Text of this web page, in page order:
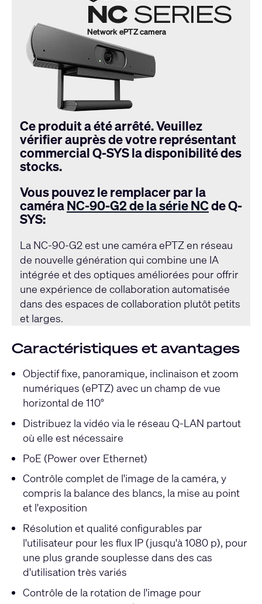
Ce produit a été arrêté. Veuillez
vérifier auprès de votre représentant
commercial Q-SYS la disponibilité des
stocks.
Vous pouvez le remplacer par la
caméraNC-90-G2 de la série NCde Q-
SYS:
La NC-90-G2 est une caméra ePTZ en réseau
de nouvelle génération qui combine une IA
intégrée et des optiques améliorées pour offrir
une expérience de collaboration automatisée
dans des espaces de collaboration plutôt petits
et larges.
Caractéristiques et avantages
Objectif fixe, panoramique, inclinaison et zoom
numériques (ePTZ) avec un champ de vue
horizontal de 110°
Distribuez la vidéo via le réseau Q-LAN partout
où elle est nécessaire
PoE (Power over Ethernet)
Contrôle complet de l'image de la caméra, y
compris la balance des blancs, la mise au point
et l'exposition
Résolution et qualité configurables par
l'utilisateur pour les flux IP (jusqu'à 1080 p), pour
une plus grande souplesse dans des cas
d'utilisation très variés
Contrôle de la rotation de l'image pour